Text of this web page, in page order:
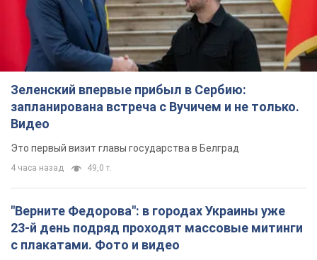
Зеленский впервые прибыл в Сербию:
запланирована встреча с Вучичем и не только.
Видео
Это первый визит главы государства в Белград
4 часа назад 49,0 т.
"Верните Федорова": в городах Украины уже
23-й день подряд проходят массовые митинги
с плакатами. Фото и видео